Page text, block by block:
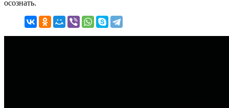
осознать.